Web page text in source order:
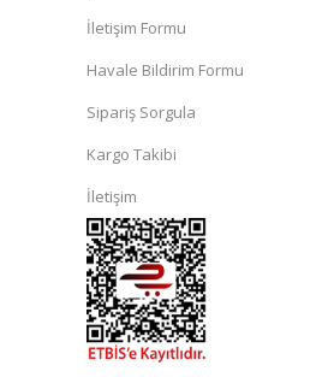
İletişim Formu
Havale Bildirim Formu
Sipariş Sorgula
Kargo Takibi
İletişim